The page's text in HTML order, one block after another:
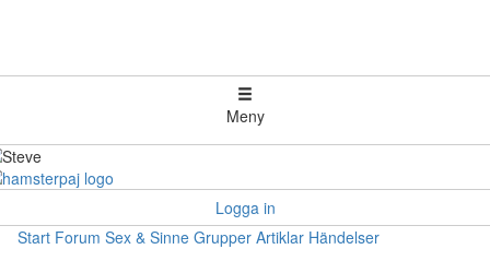
Meny
Logga in
Start Forum Sex & Sinne Grupper Artiklar Händelser